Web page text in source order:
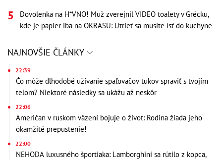
Dovolenka na H*VNO! Muž zverejnil VIDEO toalety v Grécku,
kde je papier iba na OKRASU: Utrieť sa musíte ísť do kuchyne
NAJNOVŠIE ČLÁNKY
22:39
Čo môže dlhodobé užívanie spaľovačov tukov spraviť s tvojím
telom? Niektoré následky sa ukážu až neskôr
22:06
Američan v ruskom väzení bojuje o život: Rodina žiada jeho
okamžité prepustenie!
22:00
NEHODA luxusného športiaka: Lamborghini sa rútilo z kopca,